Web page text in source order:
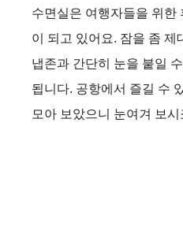
수면실은 여행자들을 위한
이 되고 있어요. 잠을 좀 제
냅존과 간단히 눈을 붙일
됩니다. 공항에서 즐길 수
모아 보았으니 눈여겨 보시